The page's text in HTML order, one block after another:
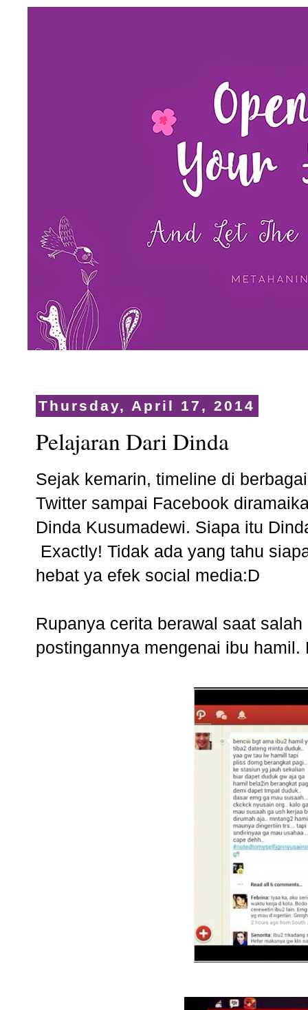
Thursday, April 17, 2014
Pelajaran Dari Dinda
Sejak kemarin, timeline di
Twitter sampai Facebook
Dinda Kusumadewi. Siapa itu
Exactly! Tidak ada yang tahu
hebat ya efek social media:D
Rupanya cerita berawal saat
postingannya mengenai ibu